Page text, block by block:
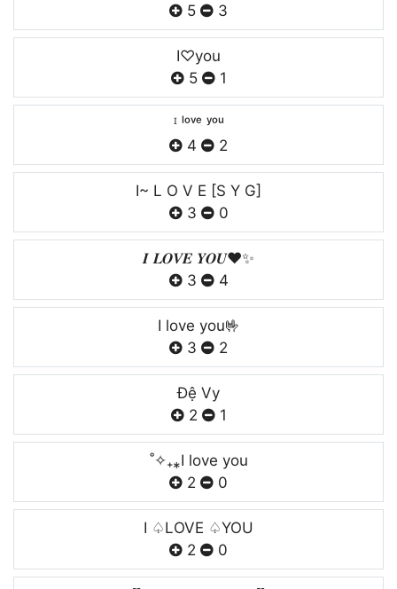
5
3
I♡you
5
1
ᴵ ˡᵒᵛᵉ ʸᵒᵘ
4
2
I~ L O V E [S Y G]
3
0
𝑰 𝑳𝑶𝑽𝑬 𝒀𝑶𝑼❤️✨
3
4
I love you🤟
3
2
Đệ Vy
2
1
˚✧₊⁎I love you
2
0
I ♤LOVE ♤YOU
2
0